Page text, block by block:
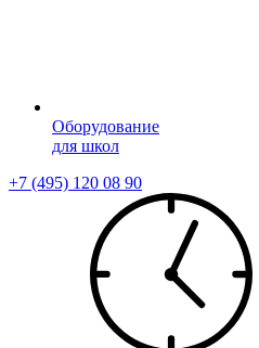
Оборудование
для школ
+7 (495) 120 08 90